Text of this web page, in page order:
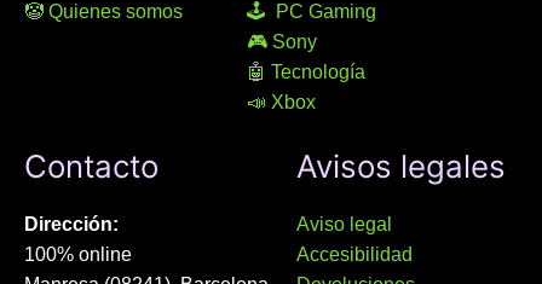
🤡 Quienes somos
🕹 PC Gaming
🎮 Sony
🤖 Tecnología
📣 Xbox
Contacto
Dirección:
100% online
Avisos legales
Aviso legal
Accesibilidad